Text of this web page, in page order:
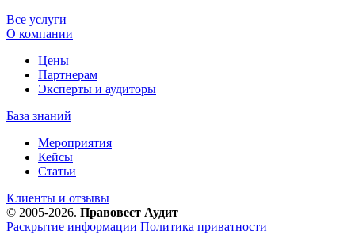
Все услуги
О компании
Цены
Партнерам
Эксперты и аудиторы
База знаний
Мероприятия
Кейсы
Статьи
Клиенты и отзывы
© 2005-2026. Правовест Аудит
Раскрытие информации Политика приватности